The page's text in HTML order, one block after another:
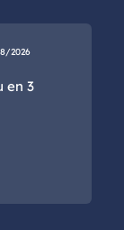
2026
en 3